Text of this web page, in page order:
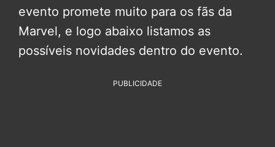
evento promete muito para os fãs da
Marvel, e logo abaixo listamos as
possíveis novidades dentro do evento.
PUBLICIDADE